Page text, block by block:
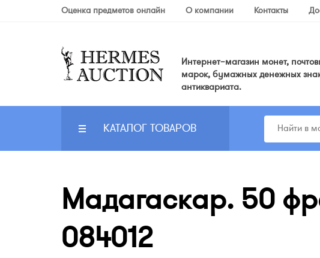
Оценка предметов онлайн О компании Контакты
Интернет–магазин монет,
марок, бумажных денежных
антиквариата.
КАТАЛОГ ТОВАРОВ
Мадагаскар. 50
084012